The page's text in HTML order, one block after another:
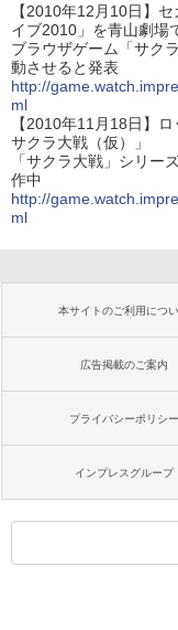
【2010年12月10日】
イブ2010」を青山劇場
ブラウザゲーム「サク
動させると発表
http://
ml
【2010年11月18日】
サクラ大戦（仮）」
「サクラ大戦」シリー
作中
http://
ml
本サイトのご利用につ
広告掲載のご案内
プライバシーポリシー
インプレスグループ